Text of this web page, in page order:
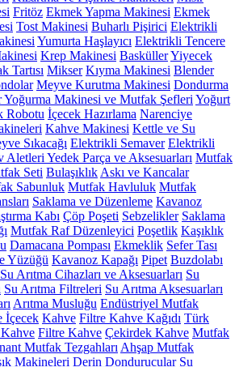
Fritöz Ekmek Yapma Makinesi Ekmek
Tost Makinesi Buharlı Pişirici Elektrikli
Yumurta Haşlayıcı Elektrikli Tencere
Krep Makinesi BasküllerYiyecek
Tartısı Mikser Kıyma Makinesi Blender
Meyve Kurutma Makinesi Dondurma
Yoğurma Makinesi ve Mutfak Şefleri Yoğurt
Robotu İçecek Hazırlama Narenciye
Kahve Makinesi Kettle ve Su
Sıkacağı Elektrikli Semaver Elektrikli
Yedek Parça ve Aksesuarları Mutfak
Seti Bulaşıklık Askı ve Kancalar
Sabunluk Mutfak Havluluk Mutfak
Saklama ve Düzenleme Kavanoz
Kabı Çöp Poşeti Sebzelikler Saklama
Mutfak Raf Düzenleyici Poşetlik Kaşıklık
Damacana Pompası Ekmeklik Sefer Tası
Yüzüğü Kavanoz Kapağı Pipet Buzdolabı
Su Arıtma Cihazları ve Aksesuarları Su
Su Arıtma Filtreleri Su Arıtma Aksesuarları
Arıtma Musluğu Endüstriyel Mutfak
İçecek Kahve Filtre Kahve Kağıdı Türk
Filtre Kahve Çekirdek Kahve Mutfak
Mutfak Tezgahları Ahşap Mutfak
Makineleri Derin Dondurucular Su